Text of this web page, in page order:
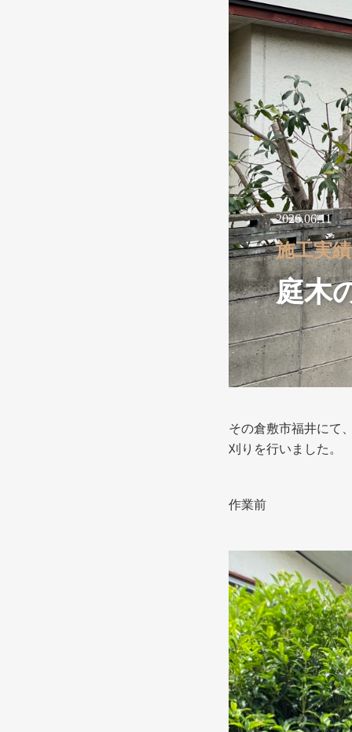
2026.06.11
施工実績
庭木
その倉敷市福井にて
刈りを行いました。
作業前